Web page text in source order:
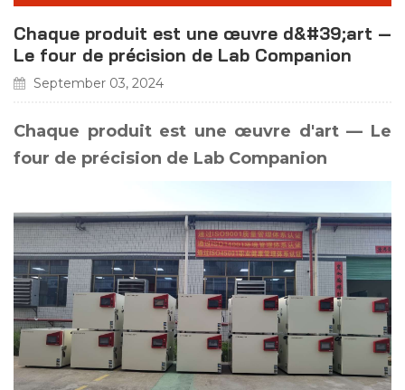
Chaque produit est une œuvre d&#39;art —
Le four de précision de Lab Companion
September 03, 2024
Chaque produit est une œuvre d'art — Le
four de précision de Lab Companion